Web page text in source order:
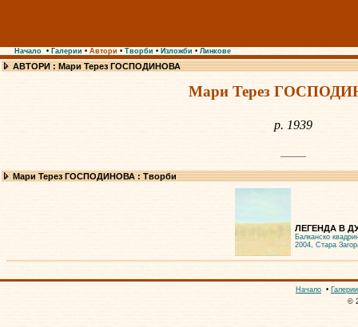
Начало • Галерии • Автори • Творби • Изложби • Линкове
АВТОРИ : Мари Терез ГОСПОДИНОВА
Мари Терез
р. 1939
Мари Терез ГОСПОДИНОВА : Творби
ЛЕГЕНДА В
Балканско
2004, Стара
Начало • Галерии
©